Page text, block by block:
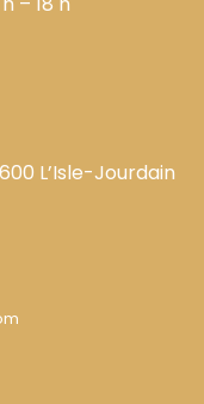
L’Isle-Jourdain